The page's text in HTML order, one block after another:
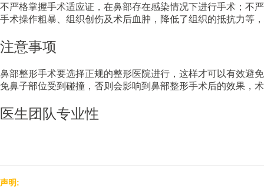
不严格掌握手术适应证，在鼻部存在感染情况下进行手术；不
手术操作粗暴、组织创伤及术后血肿，降低了组织的抵抗力等
注意事项
鼻部整形手术要选择正规的整形医院进行，这样才可以有效避
免鼻子部位受到碰撞，否则会影响到鼻部整形手术后的效果，
医生团队专业性
声明: